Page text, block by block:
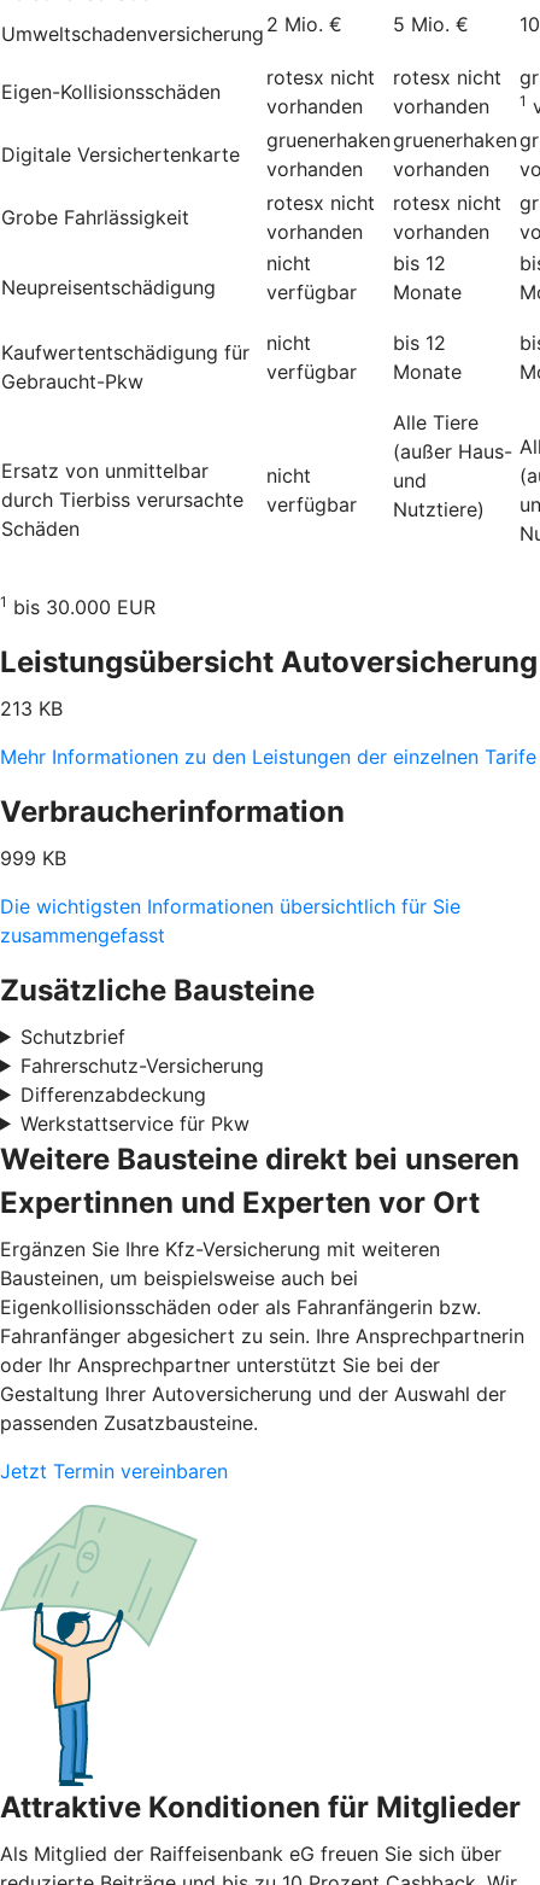
Umweltschadenversicherung 2 Mio. € 5 Mio. €
Eigen-Kollisionsschäden
rotesx nicht
vorhanden
rotesx nicht
vorhanden
1
Digitale Versichertenkarte
gruenerhaken
vorhanden
gruenerhaken
vorhanden
Grobe Fahrlässigkeit
rotesx nicht
vorhanden
rotesx nicht
vorhanden
Neupreisentschädigung
nicht
verfügbar
bis 12
Monate
Kauf­wert­entschädi­gung für
Gebraucht-Pkw
nicht
verfügbar
bis 12
Monate
Ersatz von unmittelbar
durch Tierbiss verur­sachte
Schäden
nicht
verfügbar
Alle Tiere
(außer Haus-
und
Nutztiere)
1 bis 30.000 EUR
Leistungsübersicht Autoversicherung
213 KB
Mehr Informationen zu den Leistungen der einzelnen Tarife
Verbraucherinformation
999 KB
Die wichtigsten Informationen übersichtlich für Sie
zusammengefasst
Zusätzliche Bausteine
Schutzbrief
Fahrerschutz-Versicherung
Differenzabdeckung
Werkstattservice für Pkw
Weitere Bausteine direkt bei unseren
Expertinnen und Experten vor Ort
Ergänzen Sie Ihre Kfz-Versicherung mit weiteren
Bausteinen, um beispielsweise auch bei
Eigenkollisionsschäden oder als Fahranfängerin bzw.
Fahranfänger abgesichert zu sein. Ihre Ansprechpartnerin
oder Ihr Ansprechpartner unterstützt Sie bei der
Gestaltung Ihrer Autoversicherung und der Auswahl der
passenden Zusatzbausteine.
Jetzt Termin vereinbaren
Attraktive Konditionen für Mitglieder
Als Mitglied der Raiffeisenbank eG freuen Sie sich über